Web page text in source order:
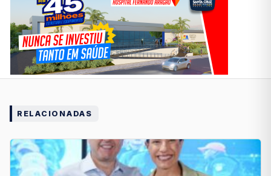
RELACIONADAS